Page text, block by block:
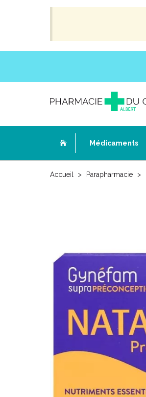
Médicaments
Accueil Parapharmacie